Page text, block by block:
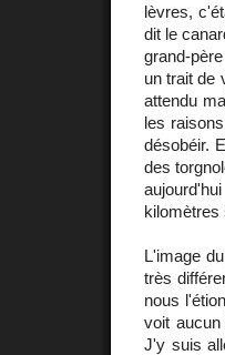
lèvres,
dit le
grand-
un trait de
attendu
les
désobéir.
des
kilomètres
L'image
très
nous
voit
J'y suis